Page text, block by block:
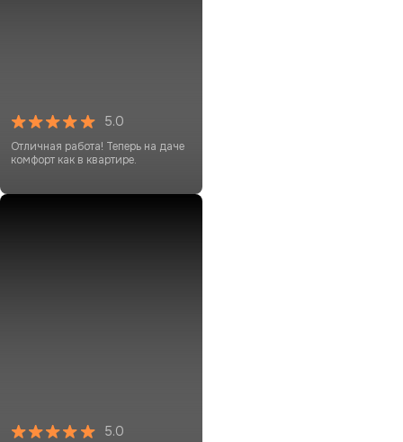
5.0
Отличная работа! Теперь на даче
комфорт как в квартире.
5.0